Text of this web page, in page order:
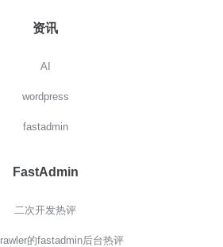
资讯
AI
wordpress
fastadmin
FastAdmin
二次开发热评
的fastadmin后台热评